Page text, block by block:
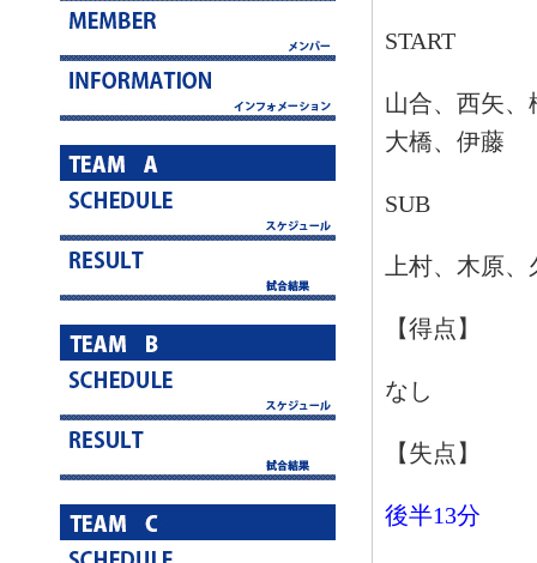
START
山合、西矢
大橋、伊藤
SUB
上村、木原
【得点】
なし
【失点】
後半13分